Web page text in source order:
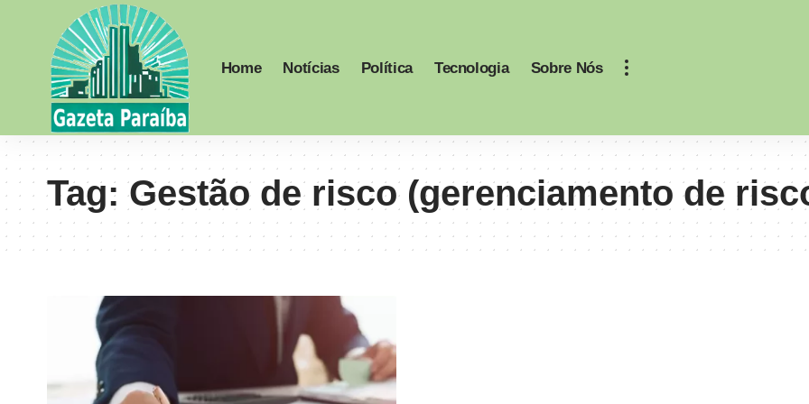
Home Notícias Política Tecnologia Sobre Nós
Tag:Gestão de risco (gerenciamento de